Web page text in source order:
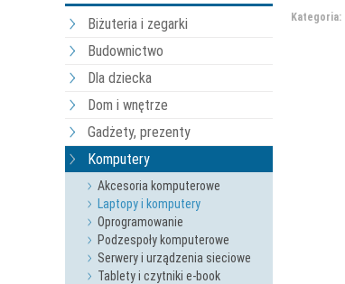
Biżuteria i zegarki
Budownictwo
Dla dziecka
Dom i wnętrze
Gadżety, prezenty
Komputery
Akcesoria komputerowe
Laptopy i komputery
Oprogramowanie
Podzespoły komputerowe
Serwery i urządzenia sieciowe
Tablety i czytniki e-book
Kategoria: